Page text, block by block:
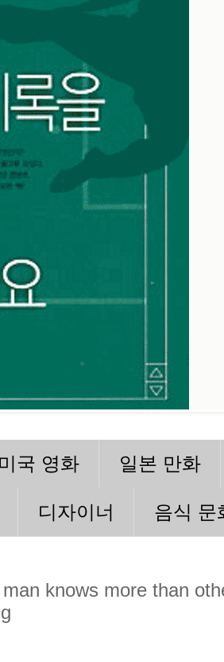
미국 영화 일본 만화
디자이너 음식 문
knows more than